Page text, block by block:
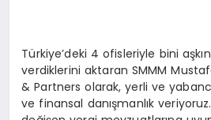
Türkiye’deki 4 ofisleriyle bini
verdiklerini aktaran SMMM
& Partners olarak, yerli ve
ve finansal danışmanlık